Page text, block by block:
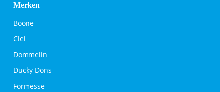
Merken
Boone
Clei
Dommelin
Ducky Dons
Formesse